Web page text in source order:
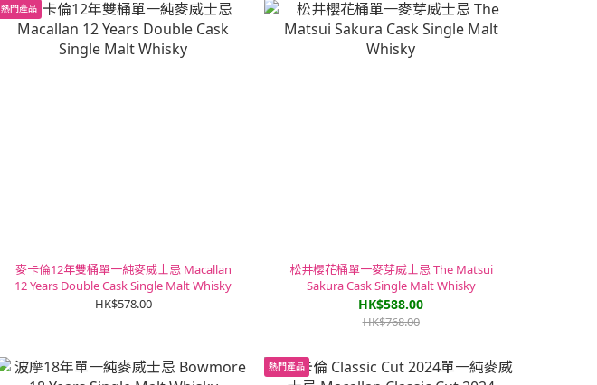
熱門產品
麥卡倫12年雙桶單一純麥威士忌 Macallan
12 Years Double Cask Single Malt Whisky
HK$578.00
松井櫻花桶單一麥芽威士忌 The Matsui
Sakura Cask Single Malt Whisky
HK$588.00
HK$768.00
熱門產品